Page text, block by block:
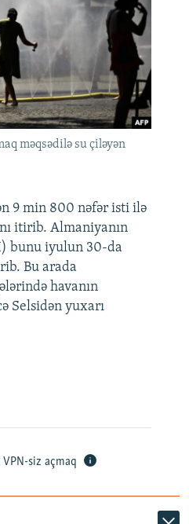
məqsədilə su çiləyən
9 min 800 nəfər isti ilə
itirib. Almaniyanın
bunu iyulun 30-da
Bu arada
havanın
Selsidən yuxarı
VPN-siz açmaq